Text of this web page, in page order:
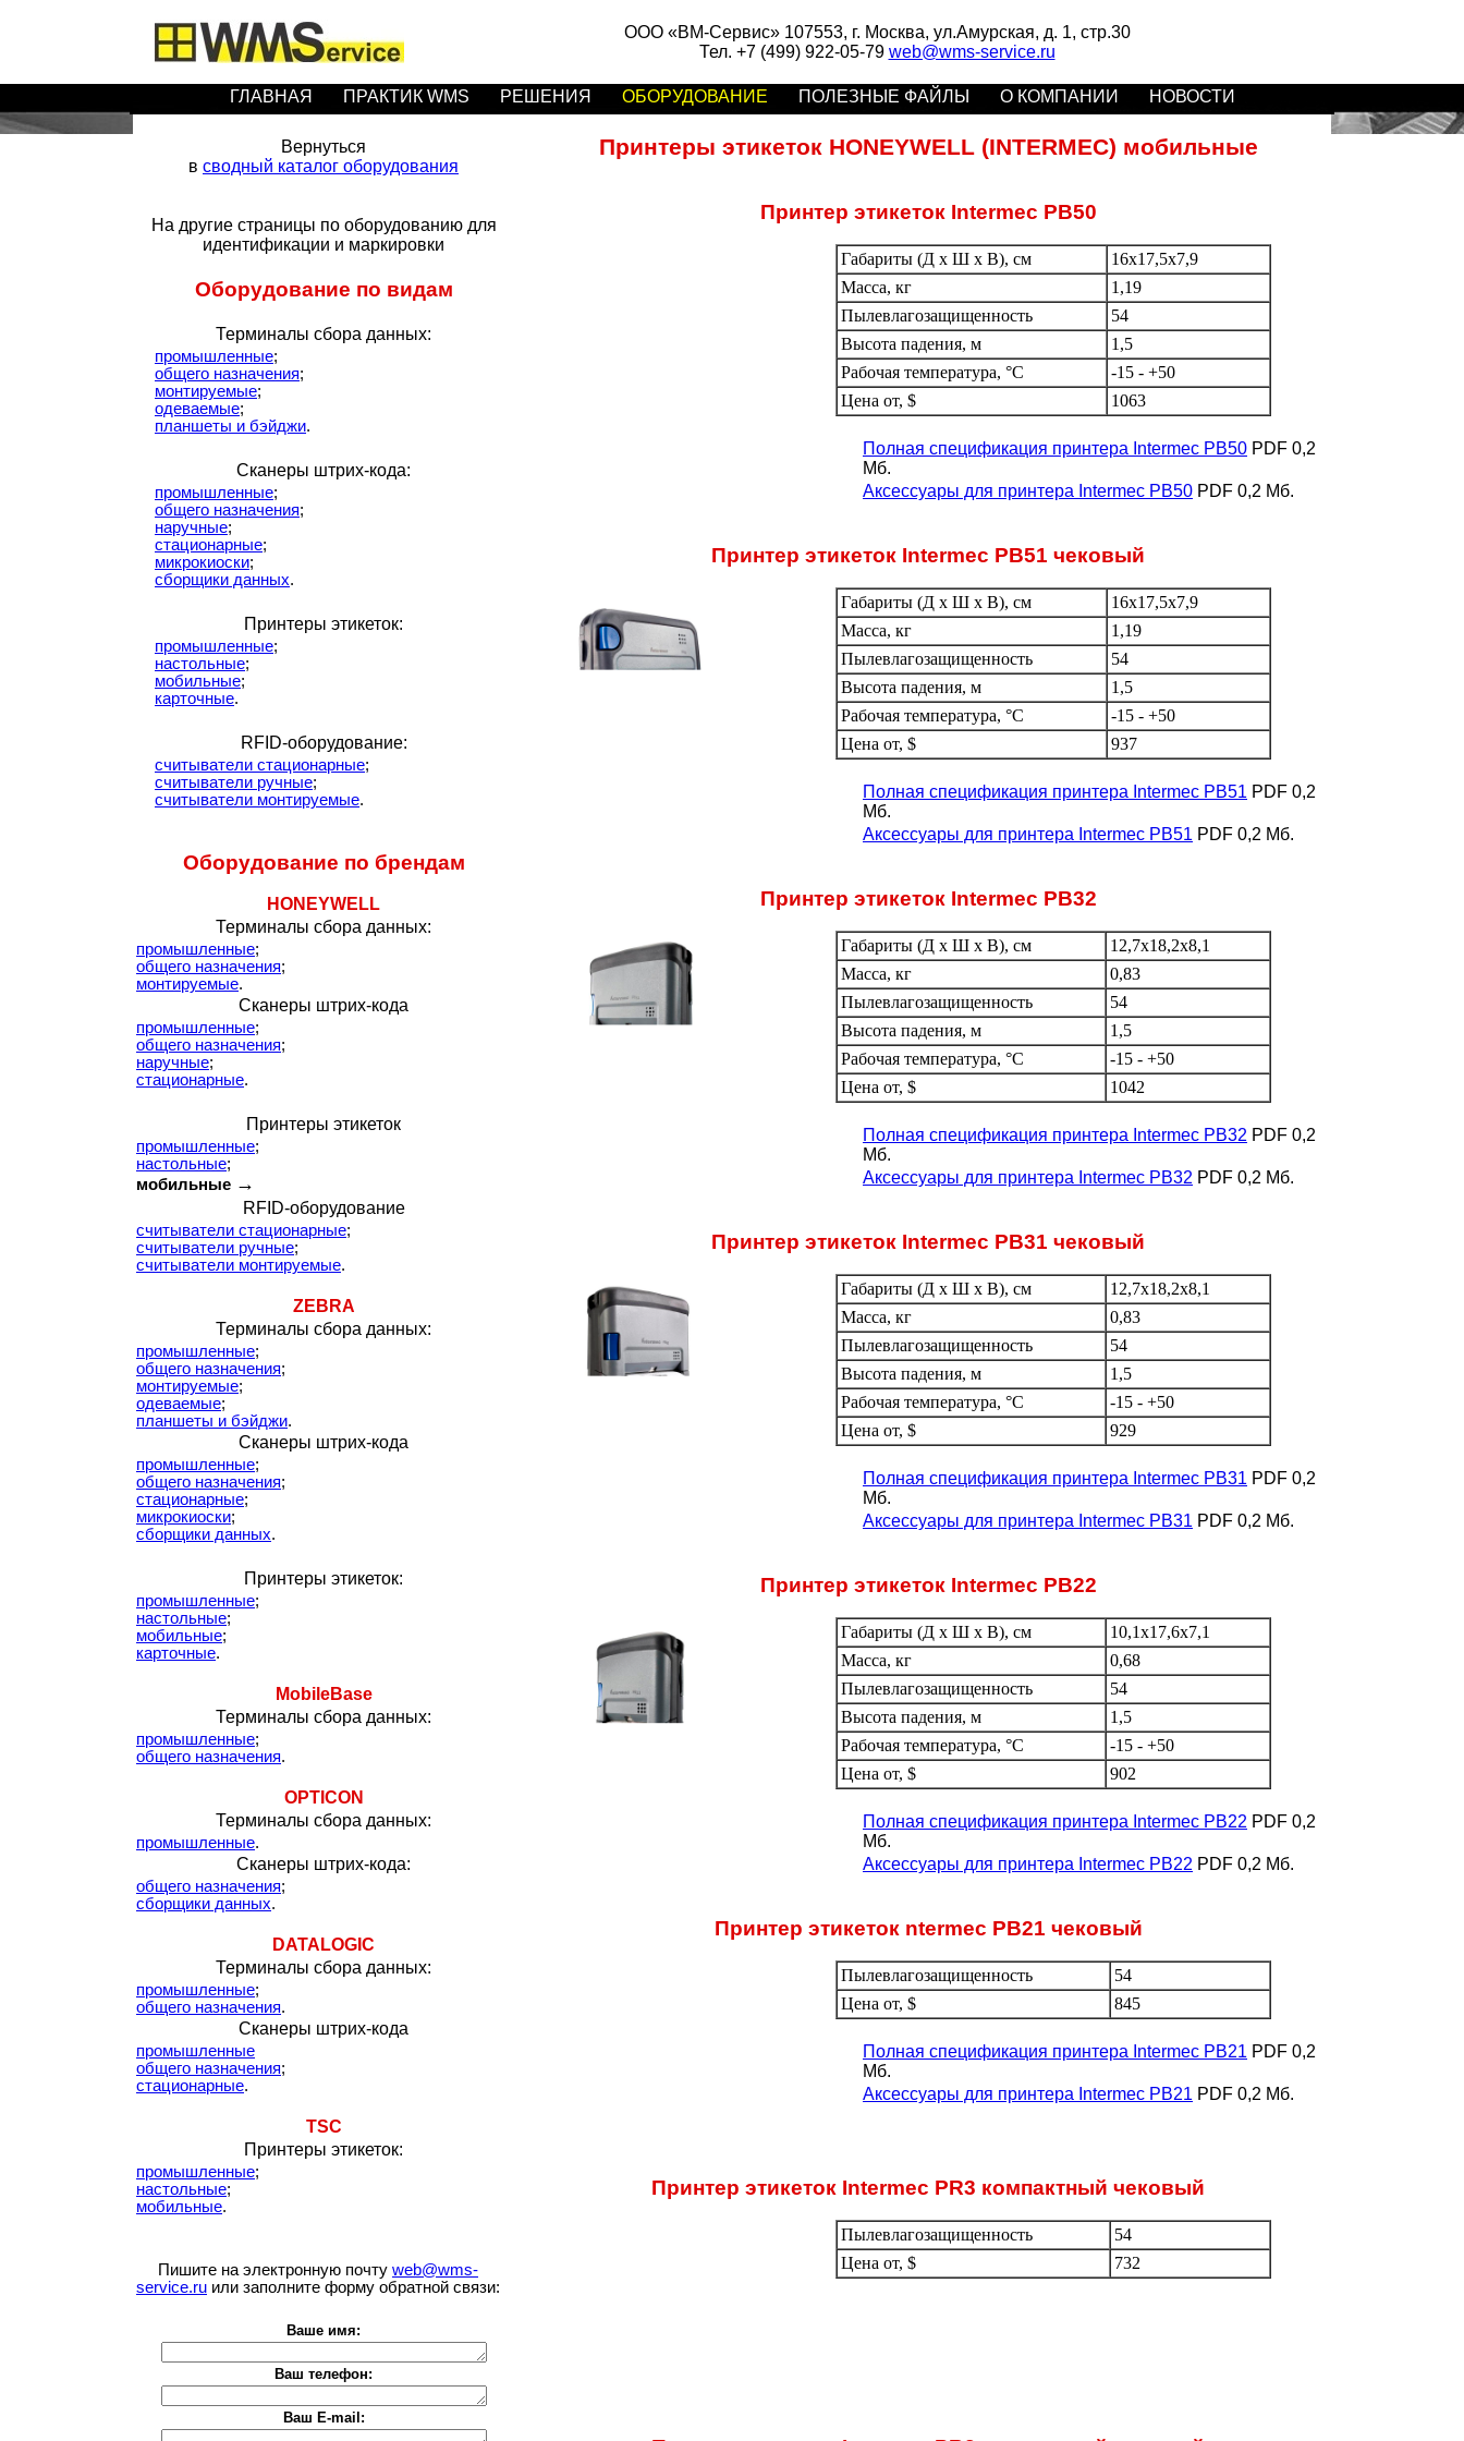
ООО «ВМ-Сервис» 107553, г. Москва, ул.Амурская, д. 1, стр.30
Тел. +7 (499) 922-05-79 web@wms-service.ru
ГЛАВНАЯ ПРАКТИК WMS РЕШЕНИЯ ОБОРУДОВАНИЕ ПОЛЕЗНЫЕ ФАЙЛЫ О КОМПАНИИ НОВОСТИ
Принтеры этикеток HONEYWELL (INTERMEC) мобильные
Принтер этикеток Intermec PB50
Габариты (Д х Ш х В), см
16x17,5x7,9
Масса, кг
1,19
Пылевлагозащищенность
54
Высота падения, м
1,5
Рабочая температура, °C
-15 - +50
Цена от, $
1063
Полная спецификация принтера Intermec PB50 PDF 0,2
Мб.
Аксессуары для принтера Intermec PB50 PDF 0,2 Мб.
Принтер этикеток Intermec PB51 чековый
Габариты (Д х Ш х В), см
16x17,5x7,9
Масса, кг
1,19
Пылевлагозащищенность
54
Высота падения, м
1,5
Рабочая температура, °C
-15 - +50
Цена от, $
937
Полная спецификация принтера Intermec PB51 PDF 0,2
Мб.
Аксессуары для принтера Intermec PB51 PDF 0,2 Мб.
Принтер этикеток Intermec PB32
Габариты (Д х Ш х В), см
12,7x18,2x8,1
Масса, кг
0,83
Пылевлагозащищенность
54
Высота падения, м
1,5
Рабочая температура, °C
-15 - +50
Цена от, $
1042
Полная спецификация принтера Intermec PB32 PDF 0,2
Мб.
Аксессуары для принтера Intermec PB32 PDF 0,2 Мб.
Принтер этикеток Intermec PB31 чековый
Габариты (Д х Ш х В), см
12,7x18,2x8,1
Масса, кг
0,83
Пылевлагозащищенность
54
Высота падения, м
1,5
Рабочая температура, °C
-15 - +50
Цена от, $
929
Полная спецификация принтера Intermec PB31 PDF 0,2
Мб.
Аксессуары для принтера Intermec PB31 PDF 0,2 Мб.
Принтер этикеток Intermec PB22
Габариты (Д х Ш х В), см
10,1x17,6x7,1
Масса, кг
0,68
Пылевлагозащищенность
54
Высота падения, м
1,5
Рабочая температура, °C
-15 - +50
Цена от, $
902
Полная спецификация принтера Intermec PB22 PDF 0,2
Мб.
Аксессуары для принтера Intermec PB22 PDF 0,2 Мб.
Принтер этикеток ntermec PB21 чековый
Пылевлагозащищенность
54
Цена от, $
845
Полная спецификация принтера Intermec PB21 PDF 0,2
Мб.
Аксессуары для принтера Intermec PB21 PDF 0,2 Мб.
Принтер этикеток Intermec PR3 компактный чековый
Пылевлагозащищенность
54
Цена от, $
732
Вернуться
в сводный каталог оборудования
На другие страницы по оборудованию для
идентификации и маркировки
Оборудование по видам
Терминалы сбора данных:
промышленные;
общего назначения;
монтируемые;
одеваемые;
планшеты и бэйджи.
Сканеры штрих-кода:
промышленные;
общего назначения;
наручные;
стационарные;
микрокиоски;
сборщики данных.
Принтеры этикеток:
промышленные;
настольные;
мобильные;
карточные.
RFID-оборудование:
считыватели стационарные;
считыватели ручные;
считыватели монтируемые.
Оборудование по брендам
HONEYWELL
Терминалы сбора данных:
промышленные;
общего назначения;
монтируемые.
Сканеры штрих-кода
промышленные;
общего назначения;
наручные;
стационарные.
Принтеры этикеток
промышленные;
настольные;
мобильные →
RFID-оборудование
считыватели стационарные;
считыватели ручные;
считыватели монтируемые.
ZEBRA
Терминалы сбора данных:
промышленные;
общего назначения;
монтируемые;
одеваемые;
планшеты и бэйджи.
Сканеры штрих-кода
промышленные;
общего назначения;
стационарные;
микрокиоски;
сборщики данных.
Принтеры этикеток:
промышленные;
настольные;
мобильные;
карточные.
MobileBase
Терминалы сбора данных:
промышленные;
общего назначения.
OPTICON
Терминалы сбора данных:
промышленные.
Сканеры штрих-кода:
общего назначения;
сборщики данных.
DATALOGIC
Терминалы сбора данных:
промышленные;
общего назначения.
Сканеры штрих-кода
промышленные
общего назначения;
стационарные.
TSC
Принтеры этикеток:
промышленные;
настольные;
мобильные.
Пишите на электронную почту web@wms-
service.ru или заполните форму обратной связи:
Ваше имя:
Ваш телефон:
Ваш E-mail: